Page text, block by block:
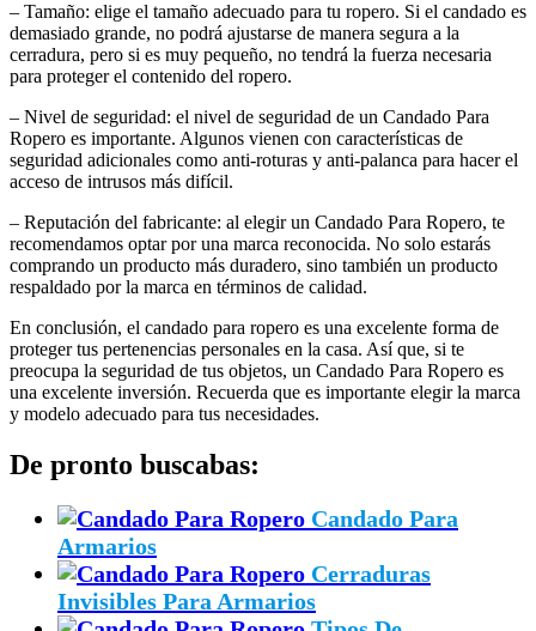
– Tamaño: elige el tamaño adecuado para tu ropero. Si el candado es
demasiado grande, no podrá ajustarse de manera segura a la
cerradura, pero si es muy pequeño, no tendrá la fuerza necesaria
para proteger el contenido del ropero.
– Nivel de seguridad: el nivel de seguridad de un Candado Para
Ropero es importante. Algunos vienen con características de
seguridad adicionales como anti-roturas y anti-palanca para hacer el
acceso de intrusos más difícil.
– Reputación del fabricante: al elegir un Candado Para Ropero, te
recomendamos optar por una marca reconocida. No solo estarás
comprando un producto más duradero, sino también un producto
respaldado por la marca en términos de calidad.
En conclusión, el candado para ropero es una excelente forma de
proteger tus pertenencias personales en la casa. Así que, si te
preocupa la seguridad de tus objetos, un Candado Para Ropero es
una excelente inversión. Recuerda que es importante elegir la marca
y modelo adecuado para tus necesidades.
De pronto buscabas:
Candado Para
Armarios
Cerraduras
Invisibles Para Armarios